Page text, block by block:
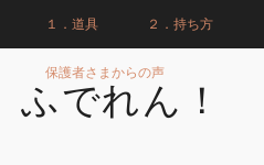
１．道具 ２．持ち方
保護者さまからの声
ふでれん！